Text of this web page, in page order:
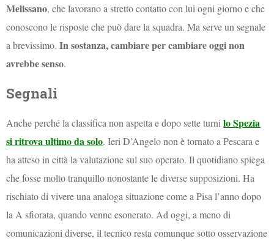
Melissano, che lavorano a stretto contatto con lui ogni giorno e che
conoscono le risposte che può dare la squadra. Ma serve un segnale
a brevissimo.In sostanza, cambiare per cambiare oggi non
avrebbe senso.
Segnali
Anche perché la classifica non aspetta e dopo sette turnilo Spezia
si ritrova ultimo da solo. Ieri D’Angelo non è tornato a Pescara e
ha atteso in città la valutazione sul suo operato. Il quotidiano spiega
che fosse molto tranquillo nonostante le diverse supposizioni. Ha
rischiato di vivere una analoga situazione come a Pisa l’anno dopo
la A sfiorata, quando venne esonerato. Ad oggi, a meno di
comunicazioni diverse, il tecnico resta comunque sotto osservazione